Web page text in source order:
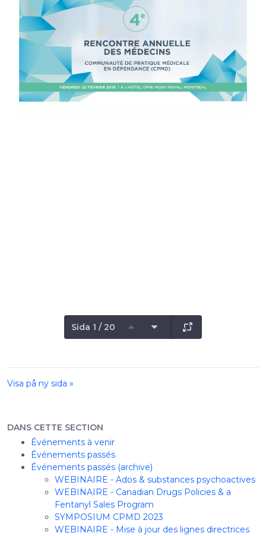
Sida 1 / 20
Visa på ny sida »
DANS CETTE SECTION
Événements à venir
Événements passés
Événements passés (archive)
WEBINAIRE - Ados & substances psychoactives
WEBINAIRE - Canadian Drugs Policies & a
Fentanyl Sales Program
SYMPOSIUM CPMD 2023
WEBINAIRE - Mise à jour des lignes directrices